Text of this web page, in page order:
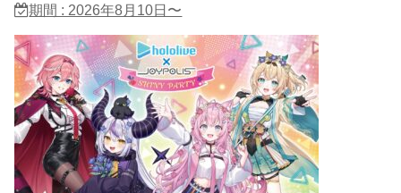
期間 : 2026年8月10日〜